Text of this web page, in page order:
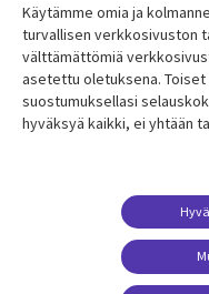
Resurssikeskus
Library
FINLAND
Asiakastarinat
Media
FINLAND
Käytämme omia ja
turvallisen verkkosivuston
välttämättömiä
asetettu oletuksena. Toiset
suostumuksellasi
hyväksyä kaikki, ei yhtään